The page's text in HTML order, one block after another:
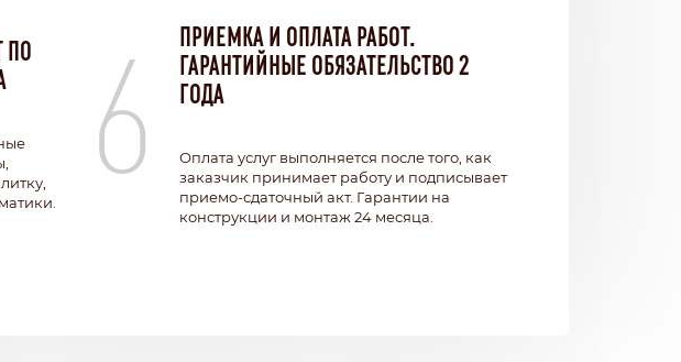
ПО
6
ПРИЕМКА И ОПЛАТА РАБОТ.
ГАРАНТИЙНЫЕ ОБЯЗАТЕЛЬСТВО 2
ГОДА
Оплата услуг выполняется после того, как
заказчик принимает работу и подписывает
приемо-сдаточный акт. Гарантии на
конструкции и монтаж 24 месяца.